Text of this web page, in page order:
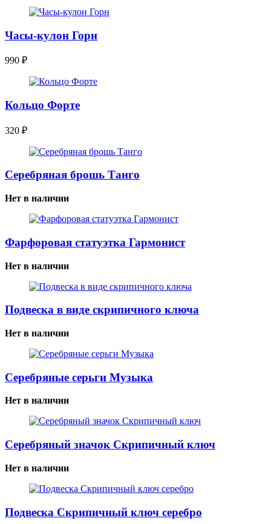
Часы-кулон Горн
990 ₽
Кольцо Форте
320 ₽
Серебряная брошь Танго
Нет в наличии
Фарфоровая статуэтка Гармонист
Нет в наличии
Подвеска в виде скрипичного ключа
Нет в наличии
Серебряные серьги Музыка
Нет в наличии
Серебряный значок Скрипичный ключ
Нет в наличии
Подвеска Скрипичный ключ серебро